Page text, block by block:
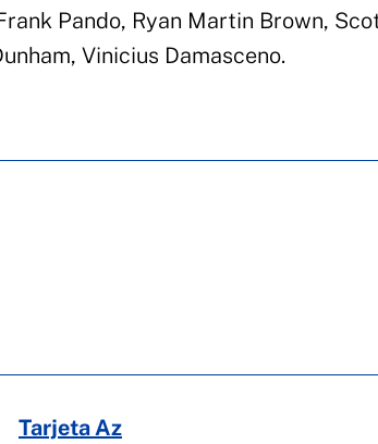
Pando, Ryan Martin Brown,
Vinicius Damasceno.
Tarjeta Az